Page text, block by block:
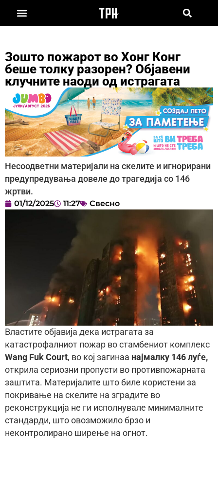
Зошто пожарот во Хонг Конг
беше толку разорен? Објавени
клучните наоди од истрагата
Несоодветни материјали на скелите и игнорирани
предупредувања довеле до трагедија со 146
жртви.
01/12/2025 11:27 Свесно
Властите објавија дека истрагата за
катастрофалниот пожар во стамбениот комплекс
Wang Fuk Court, во кој загинаа најмалку 146 луѓе,
открила сериозни пропусти во противпожарната
заштита. Материјалите што биле користени за
покривање на скелите на зградите во
реконструкција не ги исполнувале минималните
стандарди, што овозможило брзо и
неконтролирано ширење на огнот.